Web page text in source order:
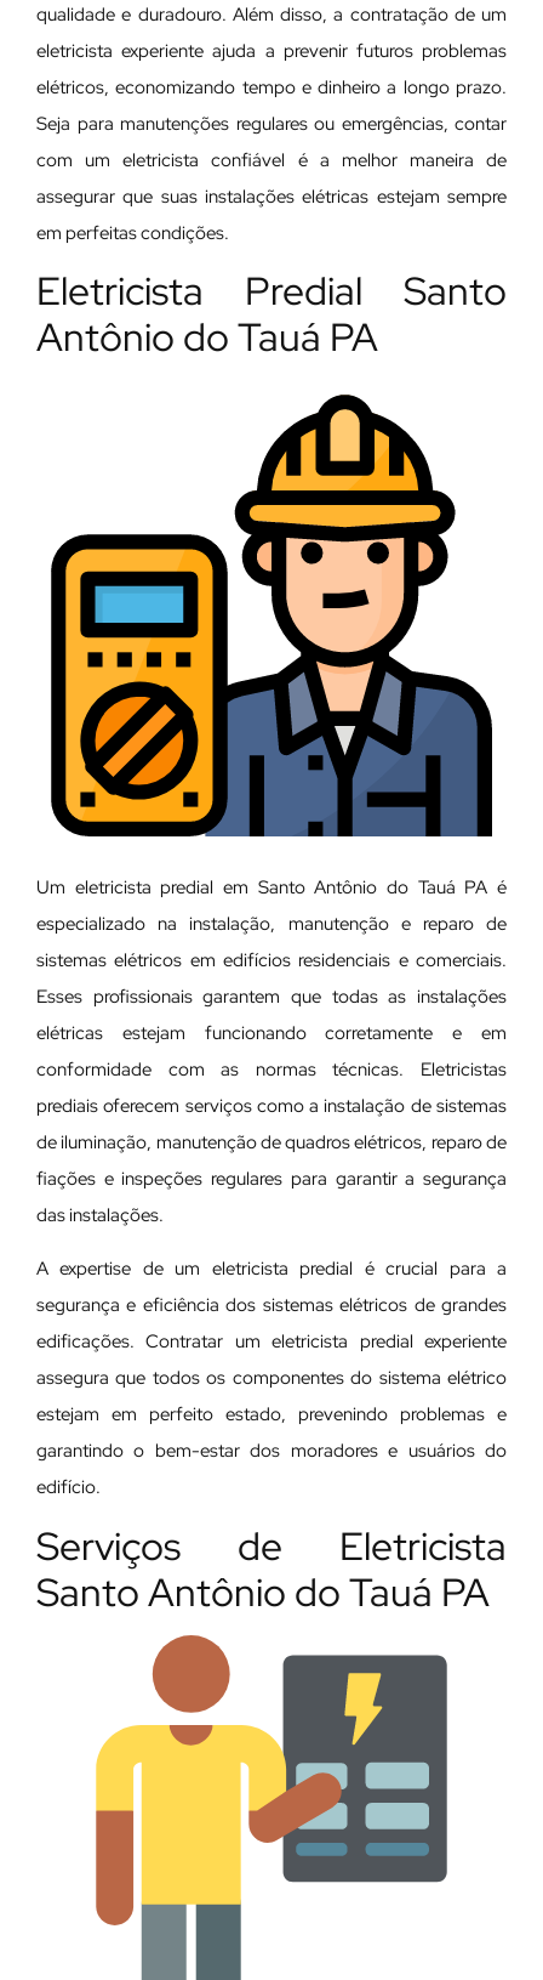
qualidade e duradouro. Além disso, a contratação de um
eletricista experiente ajuda a prevenir futuros problemas
elétricos, economizando tempo e dinheiro a longo prazo.
Seja para manutenções regulares ou emergências, contar
com um eletricista confiável é a melhor maneira de
assegurar que suas instalações elétricas estejam sempre
em perfeitas condições.
Eletricista Predial Santo
Antônio do Tauá PA
Um eletricista predial em Santo Antônio do Tauá PA é
especializado na instalação, manutenção e reparo de
sistemas elétricos em edifícios residenciais e comerciais.
Esses profissionais garantem que todas as instalações
elétricas estejam funcionando corretamente e em
conformidade com as normas técnicas. Eletricistas
prediais oferecem serviços como a instalação de sistemas
de iluminação, manutenção de quadros elétricos, reparo de
fiações e inspeções regulares para garantir a segurança
das instalações.
A expertise de um eletricista predial é crucial para a
segurança e eficiência dos sistemas elétricos de grandes
edificações. Contratar um eletricista predial experiente
assegura que todos os componentes do sistema elétrico
estejam em perfeito estado, prevenindo problemas e
garantindo o bem-estar dos moradores e usuários do
edifício.
Serviços de Eletricista
Santo Antônio do Tauá PA